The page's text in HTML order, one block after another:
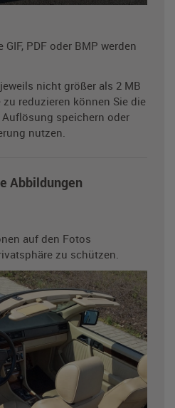
PDF oder BMP werden
nicht größer als 2 MB
reduzieren können Sie die
speichern oder
nutzen.
Abbildungen
auf den Fotos
zu schützen.